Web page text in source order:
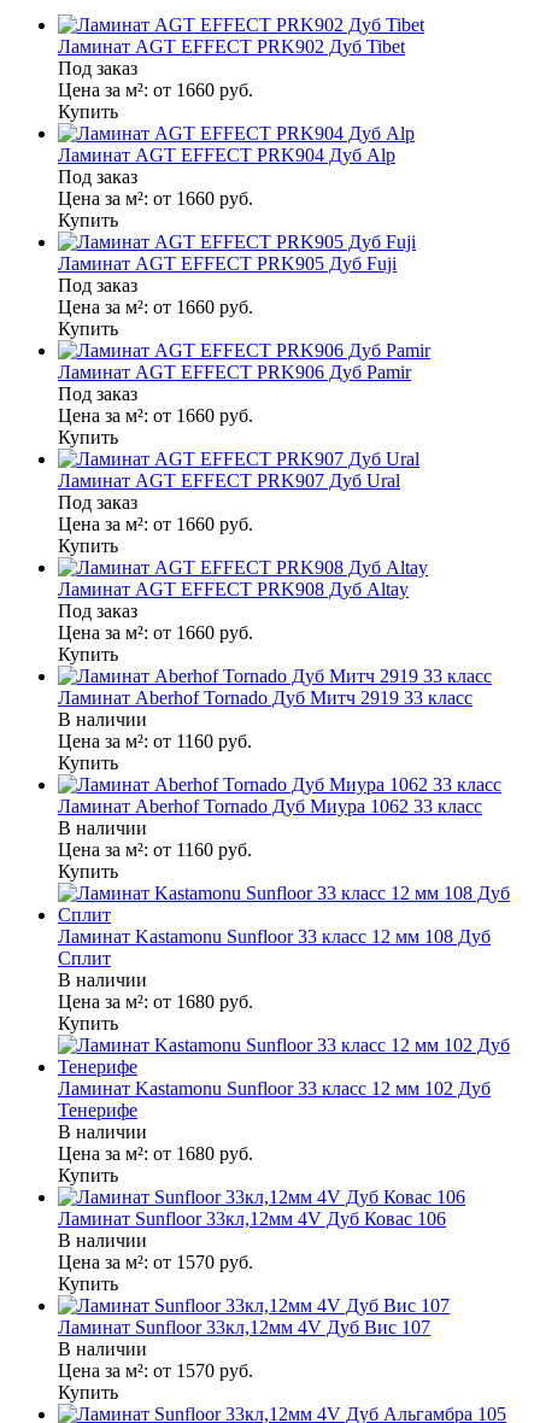
Ламинат AGT EFFECT PRK902 Дуб Tibet
Под заказ
Цена за м²: от 1660 руб.
Купить
Ламинат AGT EFFECT PRK904 Дуб Alp
Под заказ
Цена за м²: от 1660 руб.
Купить
Ламинат AGT EFFECT PRK905 Дуб Fuji
Под заказ
Цена за м²: от 1660 руб.
Купить
Ламинат AGT EFFECT PRK906 Дуб Pamir
Под заказ
Цена за м²: от 1660 руб.
Купить
Ламинат AGT EFFECT PRK907 Дуб Ural
Под заказ
Цена за м²: от 1660 руб.
Купить
Ламинат AGT EFFECT PRK908 Дуб Altay
Под заказ
Цена за м²: от 1660 руб.
Купить
Ламинат Aberhof Tornado Дуб Митч 2919 33 класс
В наличии
Цена за м²: от 1160 руб.
Купить
Ламинат Aberhof Tornado Дуб Миура 1062 33 класс
В наличии
Цена за м²: от 1160 руб.
Купить
Ламинат Kastamonu Sunfloor 33 класс 12 мм 108 Дуб
Сплит
В наличии
Цена за м²: от 1680 руб.
Купить
Ламинат Kastamonu Sunfloor 33 класс 12 мм 102 Дуб
Тенерифе
В наличии
Цена за м²: от 1680 руб.
Купить
Ламинат Sunfloor 33кл,12мм 4V Дуб Ковас 106
В наличии
Цена за м²: от 1570 руб.
Купить
Ламинат Sunfloor 33кл,12мм 4V Дуб Вис 107
В наличии
Цена за м²: от 1570 руб.
Купить